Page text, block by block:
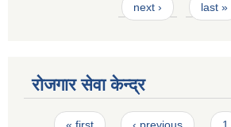
next › last »
रोजगार सेवा केन्द्र
« first ‹ previous 1